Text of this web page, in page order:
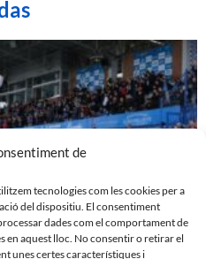
de
tecnologies com les cookies per a
del dispositiu. El consentiment
dades com el comportament de
en aquest lloc. No consentir o retirar el
unes certes característiques i